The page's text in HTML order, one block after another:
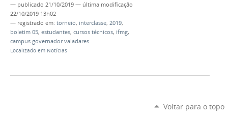
— publicado 21/10/2019 — última modificação
22/10/2019 13h02
— registrado em: torneio, interclasse, 2019,
boletim 05, estudantes, cursos técnicos, ifmg,
campus governador valadares
Localizado em Notícias
Voltar para o topo